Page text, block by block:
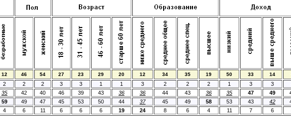
12 46 54 27 23 29 20 12 34 35 19 50 33 14
2 2 2 3 3 1 1 3 2 2 2 1 3 3
35 42 40 46 39 43 36 36 44 43 36 35 47 49
59 49 47 45 53 50 44 37 45 49 58 53 43 42
4 6 11 6 6 6 19 24 8 6 4 11 7 6